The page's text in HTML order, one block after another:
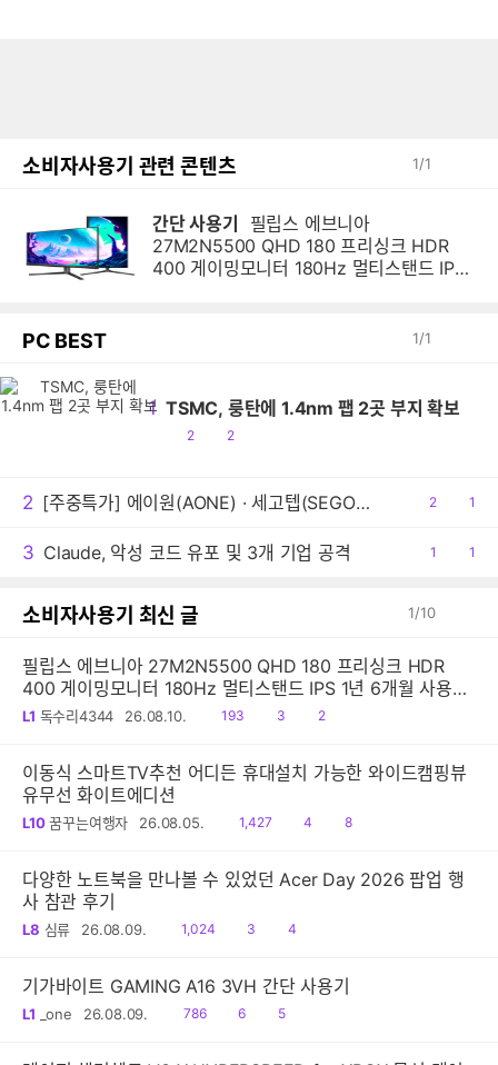
소비자사용기 관련 콘텐츠 1/1
간단 사용기
27M2N5500 QHD 180 프리싱크 HDR
400 게이밍모니터 180Hz 멀티스탠드 IPS
PC BEST 1/1
1 TSMC, 룽탄에 1.4nm 팹 2곳 부지 확보
공
2
댓
2
2 [주중특가] 에이원(AONE) · 세고텝(SEGOTEP) 쿨링팬 주중 5일 한정 특가 및 1+1 프로모션 안내!
공
2
댓1
3 Claude, 악성 코드 유포 및 3개 기업 공격
공1
댓1
소비자사용기 최신 글 1/10
필립스 에브니아 27M2N5500 QHD 180 프리싱크 HDR
400 게이밍모니터 180Hz 멀티스탠드 IPS 1년 6개월 사용후
기 아이온2 인기
L1 독수리4344 26.08.10.
읽
193
공
3
댓
2
이동식 스마트TV추천 어디든 휴대설치 가능한 와이드캠핑뷰
유무선 화이트에디션
L10 꿈꾸는여행자 26.08.05.
읽
1,427
공
4
댓
8
다양한 노트북을 만나볼 수 있었던 Acer Day 2026 팝업 행
사 참관 후기
L8 심류 26.08.09.
읽
1,024
공
3
댓
4
기가바이트 GAMING A16 3VH 간단 사용기
L1 _one 26.08.09.
읽
786
공
6
댓
5